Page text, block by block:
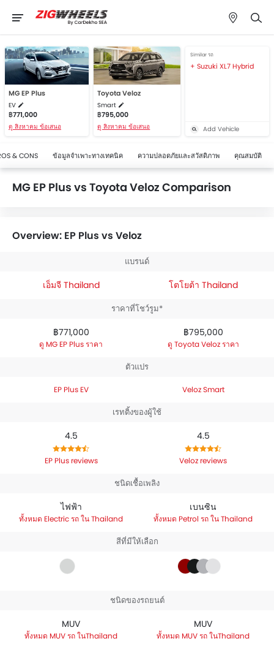
MG EP Plus
EV
฿771,000
ดู สิงหาคม ข้อเสนอ
Toyota Veloz
Smart
฿795,000
ดู สิงหาคม ข้อเสนอ
Similar รถ
Suzuki XL7 Hybrid
Add Vehicle
& CONS ข้อมูลจำเพาะทางเทคนิค ความปลอดภัยและสวัสดิภาพ คุณสมบัติ
MG EP Plus vs Toyota Veloz Comparison
Overview: EP Plus vs Veloz
แบรนด์
เอ็มจี Thailand โตโยต้า Thailand
ราคาที่โชว์รูม*
฿771,000
MG EP Plus ราคา
฿795,000
Toyota Veloz ราคา
ตัวแปร
EP Plus EV Veloz Smart
เรทติ้งของผู้ใช้
4.5
EP Plus reviews
4.5
Veloz reviews
ชนิดเชื้อเพลิง
ไฟฟ้า
Electric รถ ใน Thailand
เบนซิน
Petrol รถ ใน Thailand
สีที่มีให้เลือก
ชนิดของรถยนต์
MUV
MUV รถ ในThailand
MUV
MUV รถ ในThailand